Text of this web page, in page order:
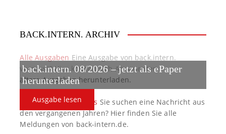
back.intern. 08/2026 – jetzt als ePaper
herunterladen
Ausgabe lesen
BACK.INTERN. ARCHIV
Alle Ausgaben Eine Ausgabe von back.intern.
verpasst? Hier können sich Abonnenten
ältere Ausgaben herunterladen.
back.intern. Top-News Sie suchen eine Nachricht aus
den vergangenen Jahren? Hier finden Sie alle
Meldungen von back-intern.de.